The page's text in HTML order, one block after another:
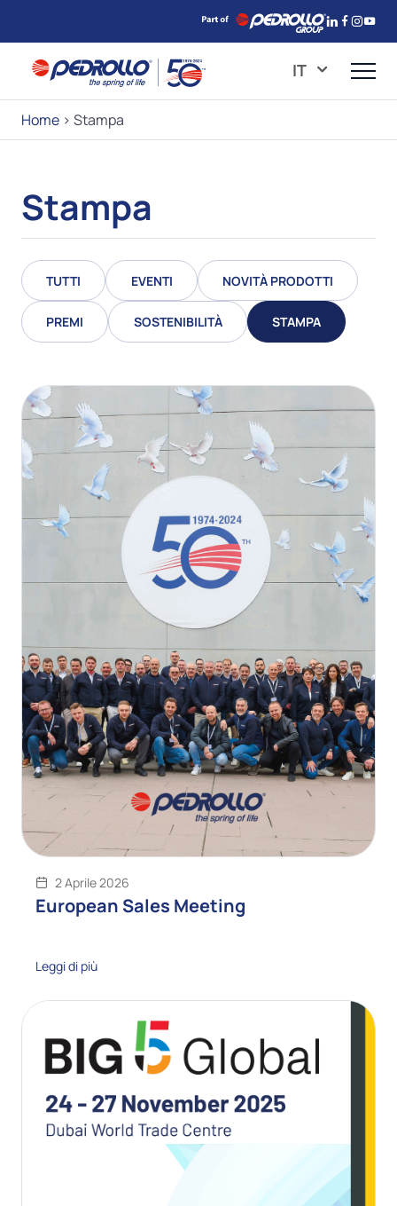
IT
Home > Stampa
Stampa
TUTTI EVENTI NOVITÀ PRODOTTI
PREMI SOSTENIBILITÀ STAMPA
2 Aprile 2026
European Sales Meeting
Leggi di più